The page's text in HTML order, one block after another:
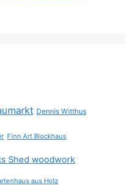
Dennis Witthus
Finn Art Blockhaus
Shed woodwork
aus Holz